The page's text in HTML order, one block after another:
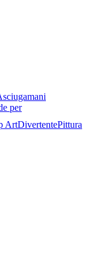
per
ArtDivertentePittura